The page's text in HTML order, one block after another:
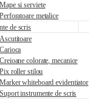
Mape si serviete
Perforatoare metalice
de scris
Ascutitoare
Carioca
Creioane colorate, mecanice
Pix roller stilou
Marker whiteboard evidentiator
Suport instrumente de scris